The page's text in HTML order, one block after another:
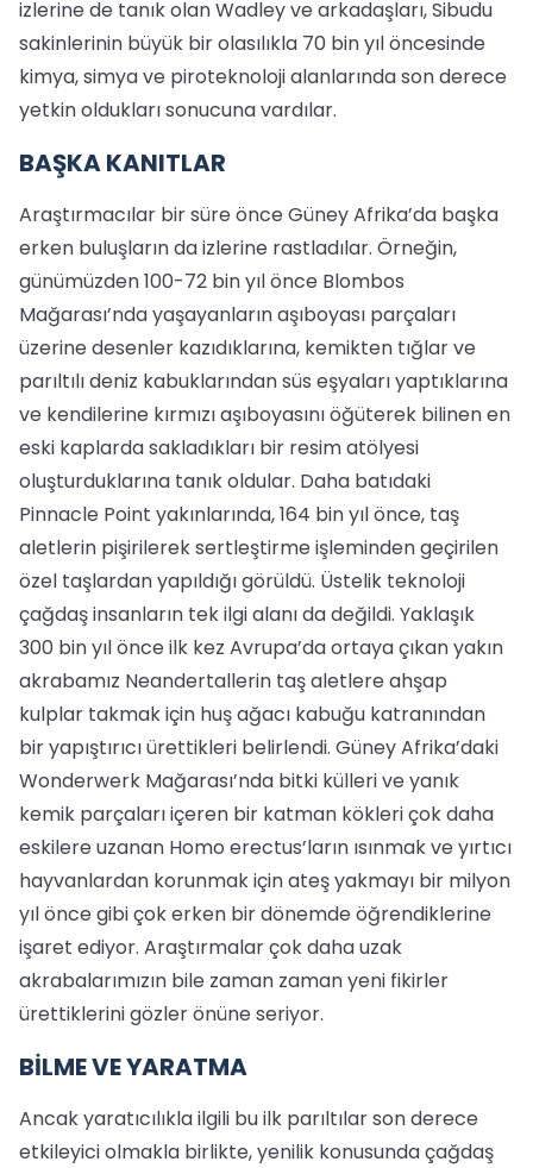
izlerine de tanık olan Wadley ve arkadaşları, Sibudu
sakinlerinin büyük bir olasılıkla 70 bin yıl öncesinde
kimya, simya ve piroteknoloji alanlarında son derece
yetkin oldukları sonucuna vardılar.
BAŞKA KANITLAR
Araştırmacılar bir süre önce Güney Afrika’da başka
erken buluşların da izlerine rastladılar. Örneğin,
günümüzden 100-72 bin yıl önce Blombos
Mağarası’nda yaşayanların aşıboyası parçaları
üzerine desenler kazıdıklarına, kemikten tığlar ve
parıltılı deniz kabuklarından süs eşyaları yaptıklarına
ve kendilerine kırmızı aşıboyasını öğüterek bilinen en
eski kaplarda sakladıkları bir resim atölyesi
oluşturduklarına tanık oldular. Daha batıdaki
Pinnacle Point yakınlarında, 164 bin yıl önce, taş
aletlerin pişirilerek sertleştirme işleminden geçirilen
özel taşlardan yapıldığı görüldü. Üstelik teknoloji
çağdaş insanların tek ilgi alanı da değildi. Yaklaşık
300 bin yıl önce ilk kez Avrupa’da ortaya çıkan yakın
akrabamız Neandertallerin taş aletlere ahşap
kulplar takmak için huş ağacı kabuğu katranından
bir yapıştırıcı ürettikleri belirlendi. Güney Afrika’daki
Wonderwerk Mağarası’nda bitki külleri ve yanık
kemik parçaları içeren bir katman kökleri çok daha
eskilere uzanan Homo erectus’ların ısınmak ve yırtıcı
hayvanlardan korunmak için ateş yakmayı bir milyon
yıl önce gibi çok erken bir dönemde öğrendiklerine
işaret ediyor. Araştırmalar çok daha uzak
akrabalarımızın bile zaman zaman yeni fikirler
ürettiklerini gözler önüne seriyor.
BİLME VE YARATMA
Ancak yaratıcılıkla ilgili bu ilk parıltılar son derece
etkileyici olmakla birlikte, yenilik konusunda çağdaş